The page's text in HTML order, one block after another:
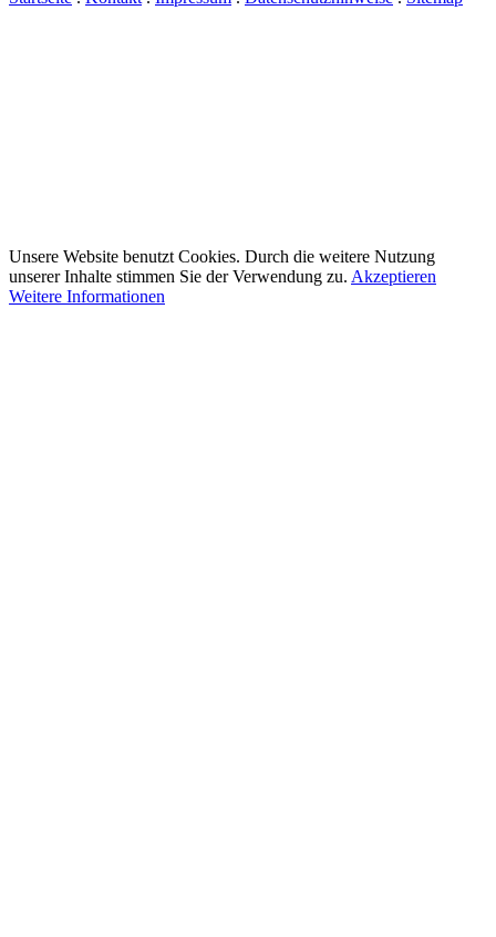
Unsere Website benutzt Cookies. Durch die weitere Nutzung
unserer Inhalte stimmen Sie der Verwendung zu. Akzeptieren
Weitere Informationen